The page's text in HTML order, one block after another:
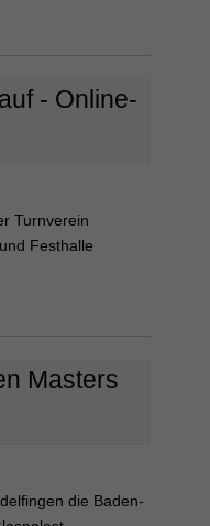
- Online-
Turnverein
Festhalle
Masters
die Baden-